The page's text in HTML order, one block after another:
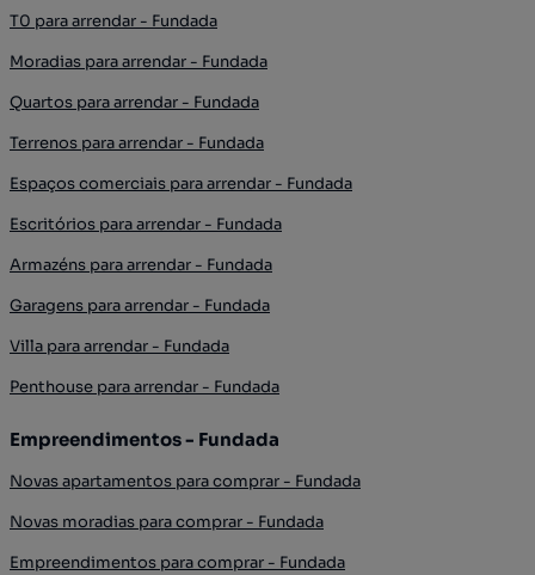
T0 para arrendar - Fundada
Moradias para arrendar - Fundada
Quartos para arrendar - Fundada
Terrenos para arrendar - Fundada
Espaços comerciais para arrendar - Fundada
Escritórios para arrendar - Fundada
Armazéns para arrendar - Fundada
Garagens para arrendar - Fundada
Villa para arrendar - Fundada
Penthouse para arrendar - Fundada
Empreendimentos - Fundada
Novas apartamentos para comprar - Fundada
Novas moradias para comprar - Fundada
Empreendimentos para comprar - Fundada